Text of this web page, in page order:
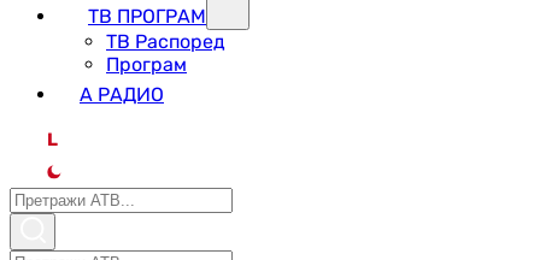
ТВ ПРОГРАМ
ТВ Распоред
Програм
А РАДИО
L